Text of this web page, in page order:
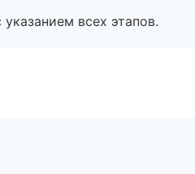
всех этапов.